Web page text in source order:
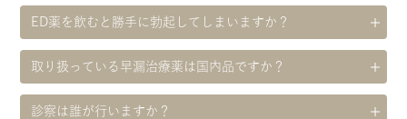
ED薬を飲むと勝手に勃起してしまいますか？
取り扱っている早漏治療薬は国内品ですか？
診察は誰が行いますか？